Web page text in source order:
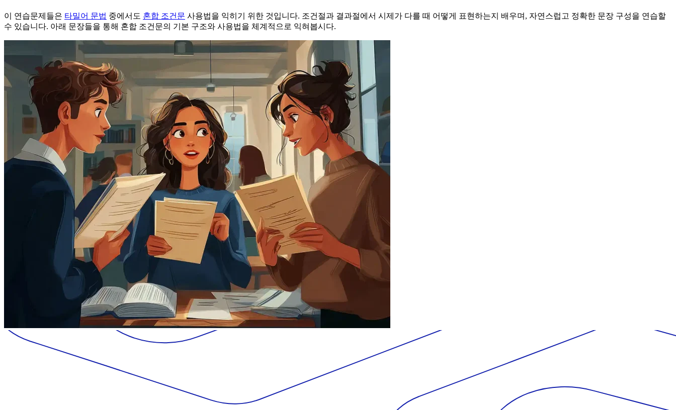
이 연습문제들은 타밀어 문법 중에서도 혼합 조건문 사용법을 익히기 위한 것입니다. 조건절과 결과절에서 시제가 다를 때 어떻게 표현하는지 배우며, 자연스럽고 정확한 문장 구성을 연습할
수 있습니다. 아래 문장들을 통해 혼합 조건문의 기본 구조와 사용법을 체계적으로 익혀봅시다.